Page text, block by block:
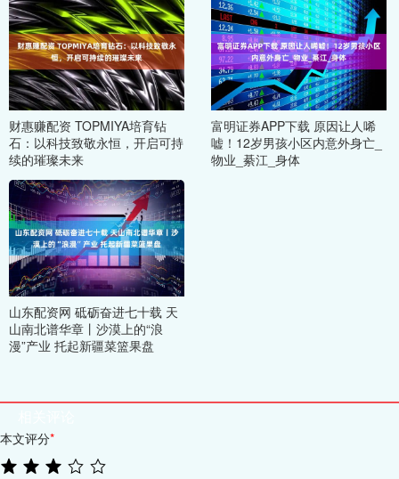
财惠赚配资 TOPMIYA培育钻
石：以科技致敬永恒，开启可持
续的璀璨未来
富明证券APP下载 原因让人唏
嘘！12岁男孩小区内意外身亡_
物业_綦江_身体
山东配资网 砥砺奋进七十载 天
山南北谱华章丨沙漠上的“浪
漫”产业 托起新疆菜篮果盘
本文评分*